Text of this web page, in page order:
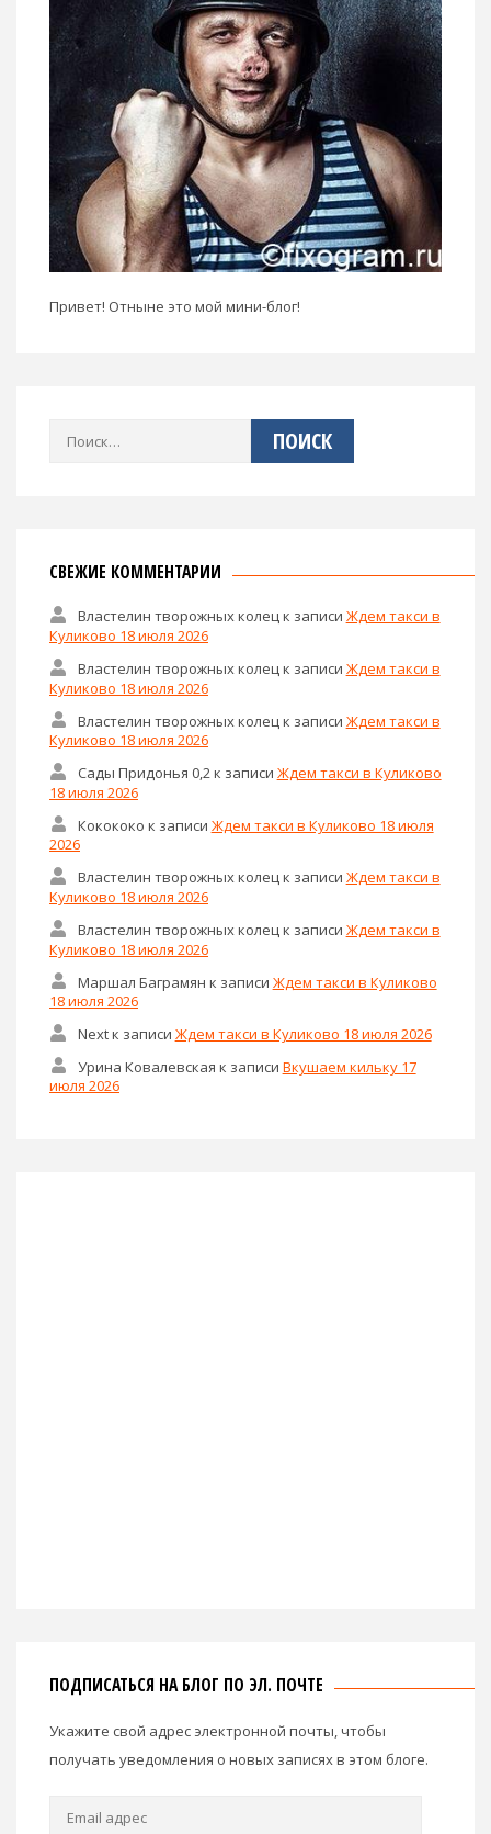
Привет! Отныне это мой мини-блог!
Найти:
СВЕЖИЕ КОММЕНТАРИИ
Властелин творожных колецк записи Ждем такси в
Куликово 18 июля 2026
Властелин творожных колецк записи Ждем такси в
Куликово 18 июля 2026
Властелин творожных колец к записи Ждем такси в
Куликово 18 июля 2026
Сады Придонья 0,2к записи Ждем такси в Куликово
18 июля 2026
Кокококо к записи Ждем такси в Куликово 18 июля
2026
Властелин творожных колецк записи Ждем такси в
Куликово 18 июля 2026
Властелин творожных колец к записи Ждем такси в
Куликово 18 июля 2026
Маршал Баграмян к записи Ждем такси в Куликово
18 июля 2026
Nextк записи Ждем такси в Куликово 18 июля 2026
Урина Ковалевская к записи Вкушаем кильку 17
июля 2026
ПОДПИСАТЬСЯ НА БЛОГ ПО ЭЛ. ПОЧТЕ
Укажите свой адрес электронной почты, чтобы
получать уведомления о новых записях в этом блоге.
Email